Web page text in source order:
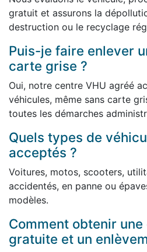
gratuit et assurons la
destruction ou le recyclage
Puis-je faire enlever
carte grise ?
Oui, notre centre VHU agréé
véhicules, même sans carte
toutes les démarches
Quels types de
acceptés ?
Voitures, motos, scooters,
accidentés, en panne ou
modèles.
Comment obtenir
gratuite et un